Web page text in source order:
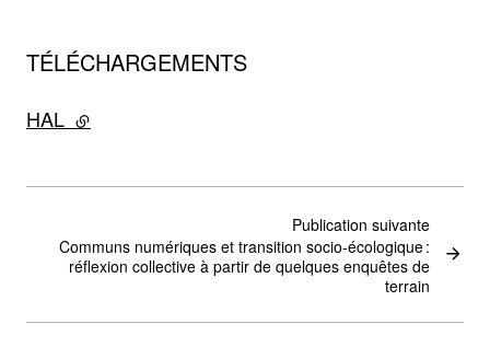
TÉLÉCHARGEMENTS
HAL - lien externe
Publication suivante
Communs numériques et transition socio-écologique :
réflexion collective à partir de quelques enquêtes de
terrain